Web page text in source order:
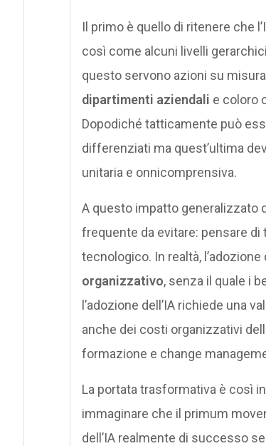
Il primo è quello di ritenere che
così come alcuni livelli
questo servono azioni su
dipartimenti aziendali e coloro
Dopodiché tatticamente può
differenziati ma quest’ultima
unitaria e onnicomprensiva.
A questo impatto generalizzato
frequente da evitare: pensare
tecnologico. In realtà,
organizzativo, senza il quale i
l’adozione dell’IA richiede una
anche dei costi organizzativi
formazione e change
La portata trasformativa è così
immaginare che il primum
dell’IA realmente di successo